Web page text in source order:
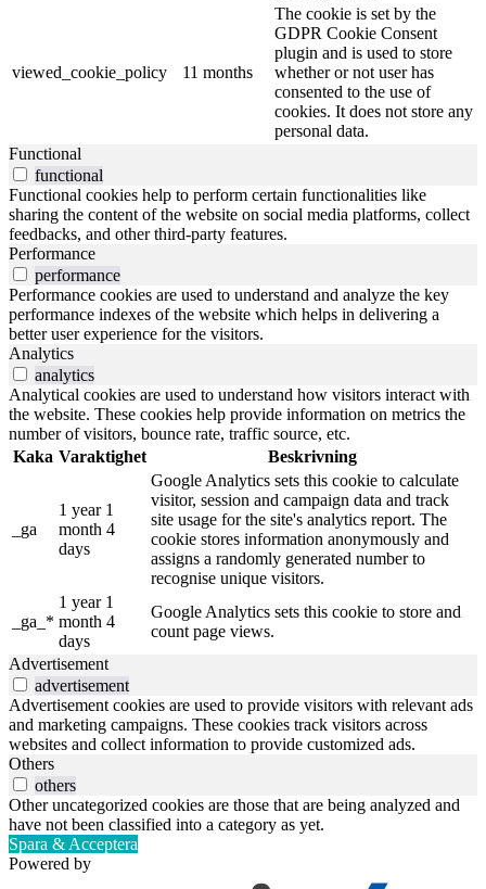
viewed_cookie_policy 11 months
The cookie is set by the
GDPR Cookie Consent
plugin and is used to store
whether or not user has
consented to the use of
cookies. It does not store any
personal data.
Functional
functional
Functional cookies help to perform certain functionalities like
sharing the content of the website on social media platforms, collect
feedbacks, and other third-party features.
Performance
performance
Performance cookies are used to understand and analyze the key
performance indexes of the website which helps in delivering a
better user experience for the visitors.
Analytics
analytics
Analytical cookies are used to understand how visitors interact with
the website. These cookies help provide information on metrics the
number of visitors, bounce rate, traffic source, etc.
Kaka Varaktighet Beskrivning
_ga
1 year 1
month 4
days
Google Analytics sets this cookie to calculate
visitor, session and campaign data and track
site usage for the site's analytics report. The
cookie stores information anonymously and
assigns a randomly generated number to
recognise unique visitors.
_ga_*
1 year 1
month 4
days
Google Analytics sets this cookie to store and
count page views.
Advertisement
advertisement
Advertisement cookies are used to provide visitors with relevant ads
and marketing campaigns. These cookies track visitors across
websites and collect information to provide customized ads.
Others
others
Other uncategorized cookies are those that are being analyzed and
have not been classified into a category as yet.
Spara & Acceptera
Powered by